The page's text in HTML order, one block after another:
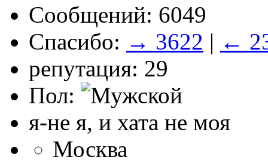
Сообщений: 6049
Спасибо: → 3622 | ←
репутация: 29
Пол:
я-не я, и хата не моя
Москва